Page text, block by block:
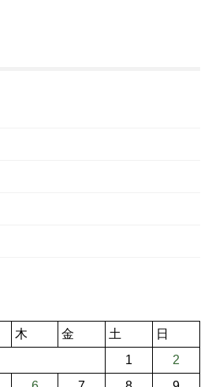
木 金 土
日
1
2